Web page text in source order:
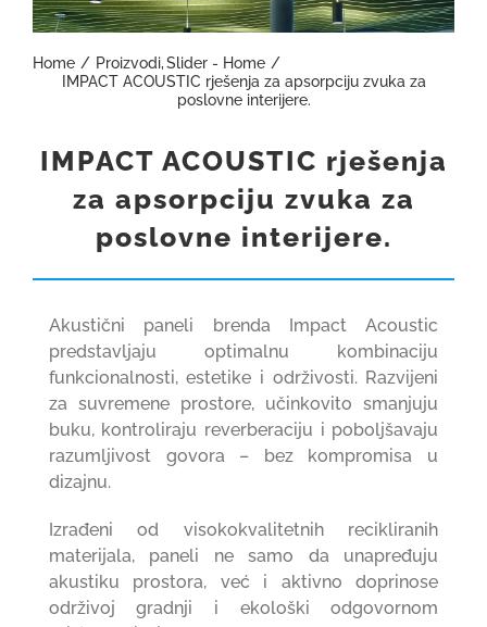
SCHLÜTER-SYSTEMS
GEOPIETRA
GRADNJA I OPREMANJE
REFERENCE
KONTAKT
WEB SHOP
Home Proizvodi Slider - Home
IMPACT ACOUSTIC rješenja za apsorpciju zvuka za
poslovne interijere.
IMPACT ACOUSTIC rješenja
za apsorpciju zvuka za
poslovne interijere.
Akustični paneli brenda Impact Acoustic
predstavljaju optimalnu kombinaciju
funkcionalnosti, estetike i održivosti. Razvijeni
za suvremene prostore, učinkovito smanjuju
buku, kontroliraju reverberaciju i poboljšavaju
razumljivost govora – bez kompromisa u
dizajnu.
Izrađeni od visokokvalitetnih recikliranih
materijala, paneli ne samo da unapređuju
akustiku prostora, već i aktivno doprinose
održivoj gradnji i ekološki odgovornom